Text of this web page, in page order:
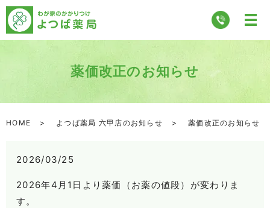
薬価改正のお知らせ
HOME よつば薬局 六甲店のお知らせ 薬価改正のお知らせ
2026/03/25
2026年4月1日より薬価（お薬の値段）が変わりま
す。